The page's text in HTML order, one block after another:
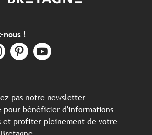
nous !
pas notre newsletter
pour bénéficier d'informations
et profiter pleinement de votre